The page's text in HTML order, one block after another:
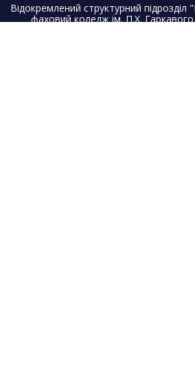
Відокремлений структурний підрозділ
фаховий коледж ім. П.Х. Гаркавого